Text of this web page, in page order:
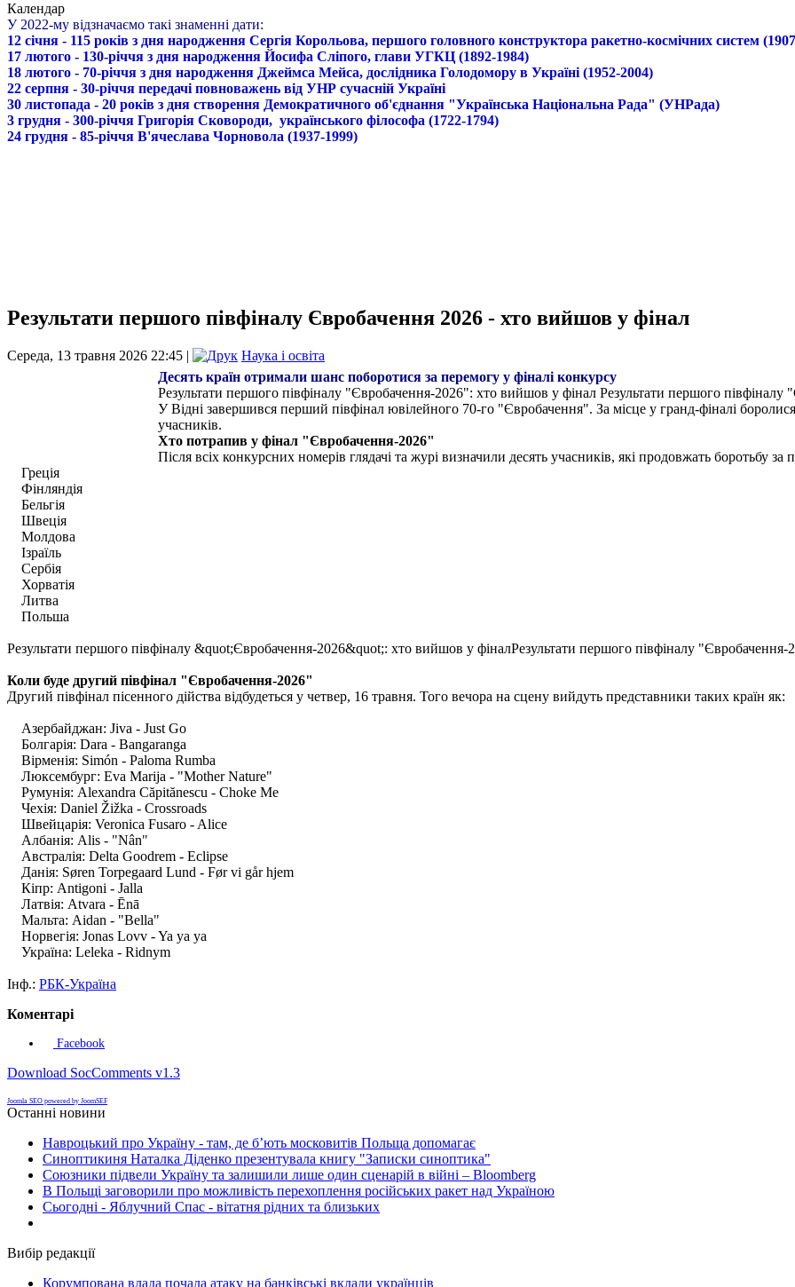
Календар
У 2022-му відзначаємо такі знаменні дати:
12 січня - 115 років з дня народження Сергія Корольова, першого головного конструктора ракетно-космічних систем
17 лютого - 130-річчя з дня народження Йосифа Сліпого, глави УГКЦ (1892-1984)
18 лютого - 70-річчя з дня народження Джеймса Мейса, дослідника Голодомору в Україні (1952-2004)
22 серпня - 30-річчя передачі повноважень від УНР сучасній Україні
30 листопада - 20 років з дня створення Демократичного об'єднання "Українська Національна Рада" (УНРада)
3 грудня - 300-річчя Григорія Сковороди, українського філософа (1722-1794)
24 грудня - 85-річчя В'ячеслава Чорновола (1937-1999)
Результати першого півфіналу Євробачення 2026 - хто вийшов у фінал
Середа, 13 травня 2026 22:45 |
Наука і освіта
Десять країн отримали шанс поборотися за перемогу у фіналі конкурсу
Результати першого півфіналу "Євробачення-2026": хто вийшов у фінал Результати першого
У Відні завершився перший півфінал ювілейного 70-го "Євробачення". За місце у гранд-фіналі
учасників.
Хто потрапив у фінал "Євробачення-2026"
Після всіх конкурсних номерів глядачі та журі визначили десять учасників, які продовжать боротьбу за
Греція
Фінляндія
Бельгія
Швеція
Молдова
Ізраїль
Сербія
Хорватія
Литва
Польша
Результати першого півфіналу &quot;Євробачення-2026&quot;: хто вийшов у фіналРезультати першого півфіналу "Євробачення-
Коли буде другий півфінал "Євробачення-2026"
Другий півфінал пісенного дійства відбудеться у четвер, 16 травня. Того вечора на сцену вийдуть представники таких країн як:
Азербайджан: Jiva - Just Go
Болгарія: Dara - Bangaranga
Вірменія: Simón - Paloma Rumba
Люксембург: Eva Marija - "Mother Nature"
Румунія: Alexandra Căpitănescu - Choke Me
Чехія: Daniel Žižka - Crossroads
Швейцарія: Veronica Fusaro - Alice
Албанія: Alis - "Nân"
Австралія: Delta Goodrem - Eclipse
Данія: Søren Torpegaard Lund - Før vi går hjem
Кіпр: Antigoni - Jalla
Латвія: Atvara - Ēnā
Мальта: Aidan - "Bella"
Норвегія: Jonas Lovv - Ya ya ya
Україна: Leleka - Ridnym
Інф.: РБК-Україна
Коментарі
Facebook
Download SocComments v1.3
Joomla SEO powered by JoomSEF
Останні новини
Навроцький про Україну - там, де б’ють московитів Польща допомагає
Синоптикиня Наталка Діденко презентувала книгу "Записки синоптика"
Союзники підвели Україну та залишили лише один сценарій в війні – Bloomberg
В Польщі заговорили про можливість перехоплення російських ракет над Україною
Сьогодні - Яблучний Спас - вітатня рідних та близьких
Вибір редакції
Корумпована влада почала атаку на банківські вклади українців